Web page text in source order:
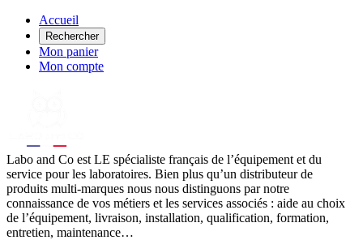
Accueil
Rechercher
Mon panier
Mon compte
Labo and Co est LE spécialiste français de l’équipement et du
service pour les laboratoires. Bien plus qu’un distributeur de
produits multi-marques nous nous distinguons par notre
connaissance de vos métiers et les services associés : aide au choix
de l’équipement, livraison, installation, qualification, formation,
entretien, maintenance…